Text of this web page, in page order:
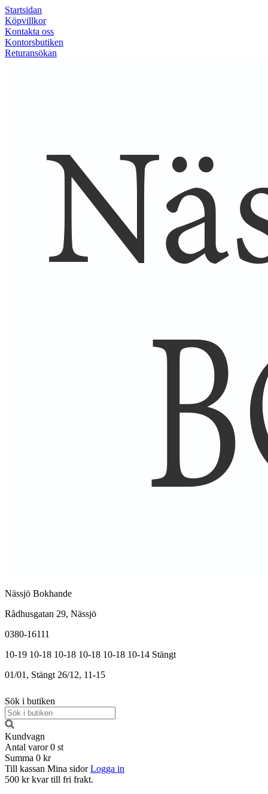
Startsidan
Köpvillkor
Kontakta oss
Kontorsbutiken
Returansökan
Nässjö Bokhande
Rådhusgatan 29, Nässjö
0380-16111
10-19 10-18 10-18 10-18 10-18 10-14 Stängt
01/01, Stängt 26/12, 11-15
Sök i butiken
Kundvagn
Antal varor 0 st
Summa 0 kr
Till kassan Mina sidor Logga in
500 kr kvar till fri frakt.